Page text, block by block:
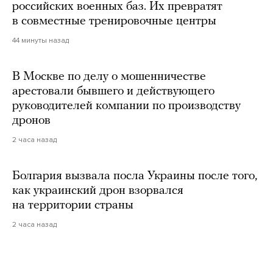
российских военных баз. Их превратят
в совместные тренировочные центры
44 минуты назад
В Москве по делу о мошенничестве
арестовали бывшего и действующего
руководителей компании по производству
дронов
2 часа назад
Болгария вызвала посла Украины после того,
как украинский дрон взорвался
на территории страны
2 часа назад